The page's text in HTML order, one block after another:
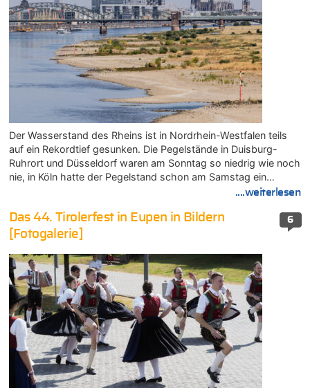
Der Wasserstand des Rheins ist in Nordrhein-Westfalen teils
auf ein Rekordtief gesunken. Die Pegelstände in Duisburg-
Ruhrort und Düsseldorf waren am Sonntag so niedrig wie noch
nie, in Köln hatte der Pegelstand schon am Samstag ein…
....weiterlesen
6
Das 44. Tirolerfest in Eupen in Bildern
[Fotogalerie]